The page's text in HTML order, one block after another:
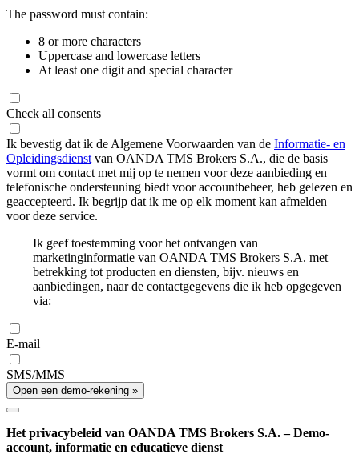
The password must contain:
8 or more characters
Uppercase and lowercase letters
At least one digit and special character
Check all consents
Ik bevestig dat ik de Algemene Voorwaarden van de Informatie- en
Opleidingsdienst van OANDA TMS Brokers S.A., die de basis
vormt om contact met mij op te nemen voor deze aanbieding en
telefonische ondersteuning biedt voor accountbeheer, heb gelezen en
geaccepteerd. Ik begrijp dat ik me op elk moment kan afmelden
voor deze service.
Ik geef toestemming voor het ontvangen van
marketinginformatie van OANDA TMS Brokers S.A. met
betrekking tot producten en diensten, bijv. nieuws en
aanbiedingen, naar de contactgegevens die ik heb opgegeven
via:
E-mail
SMS/MMS
Open een demo-rekening »
Het privacybeleid van OANDA TMS Brokers S.A. – Demo-
account, informatie en educatieve dienst